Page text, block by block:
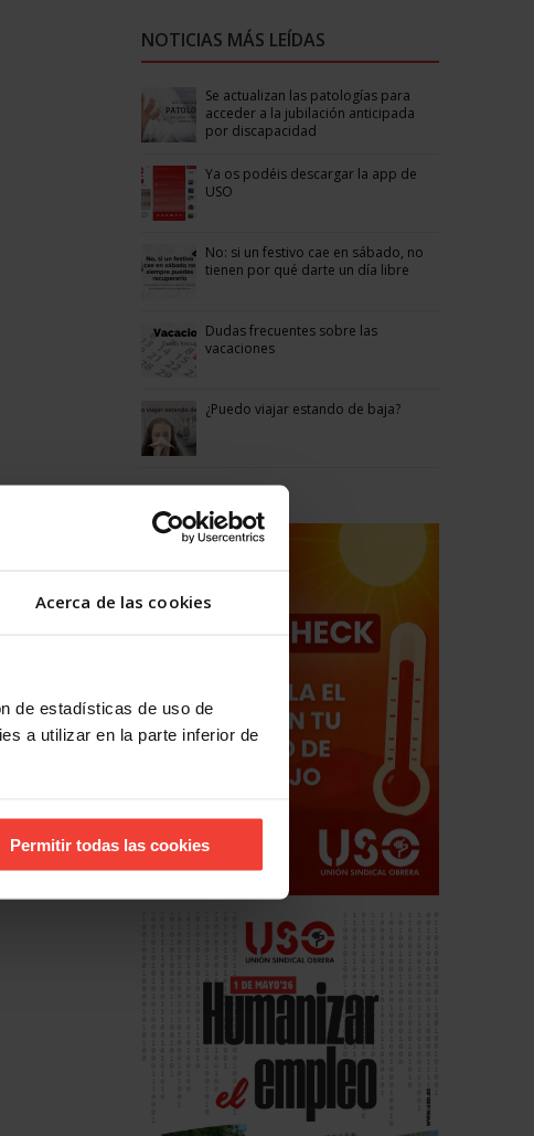
Acerca de las cookies
de estadísticas de uso de
a utilizar en la parte inferior de
Permitir todas las cookies
NOTICIAS MÁS LEÍDAS
Se actualizan las patologías para
acceder a la jubilación anticipada
por discapacidad
Ya os podéis descargar la app de
USO
No: si un festivo cae en sábado, no
tienen por qué darte un día libre
Dudas frecuentes sobre las
vacaciones
¿Puedo viajar estando de baja?